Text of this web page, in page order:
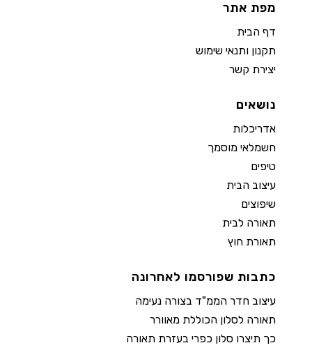
מפת אתר
דף הבית
תקנון ותנאי שימוש
יצירת קשר
נושאים
אדריכלות
חשמלאי מוסמך
טיפים
עיצוב הבית
שיפוצים
תאורה לבית
תאורת חוץ
כתבות שפורסמו לאחרונה
עיצוב חדר הממ"ד בצורה נעימה
תאורה לסלון הכוללת מאוורר
כך תיצרו סלון כפרי בעזרת תאורה